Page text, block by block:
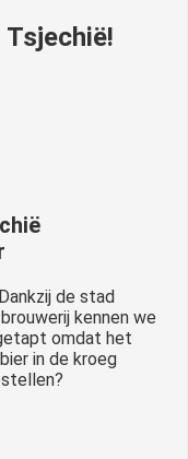
de stad
kennen we
omdat het
in de kroeg